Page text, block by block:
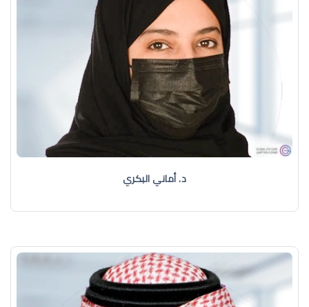
د. أماني البكري